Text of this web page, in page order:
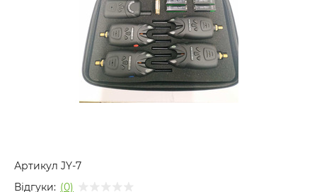
Артикул JY-7
Відгуки: (0)